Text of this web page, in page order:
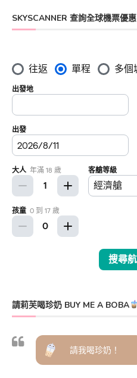
SKYSCANNER 查詢全球機票優惠
請莉芙喝珍奶 BUY ME A BOBA
請我喝珍奶！